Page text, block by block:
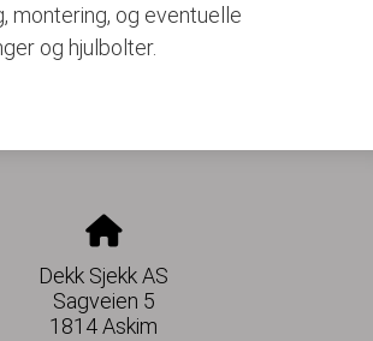
montering, og eventuelle
og hjulbolter.
Dekk Sjekk AS
Sagveien 5
1814 Askim